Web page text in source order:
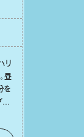
リ
昼
を
し